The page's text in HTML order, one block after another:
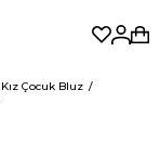
Kız Çocuk Bluz